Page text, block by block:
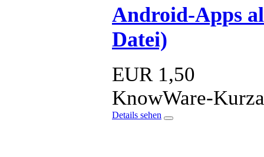
Android-Apps
Datei)
EUR1,50
KnowWare-
Details sehen